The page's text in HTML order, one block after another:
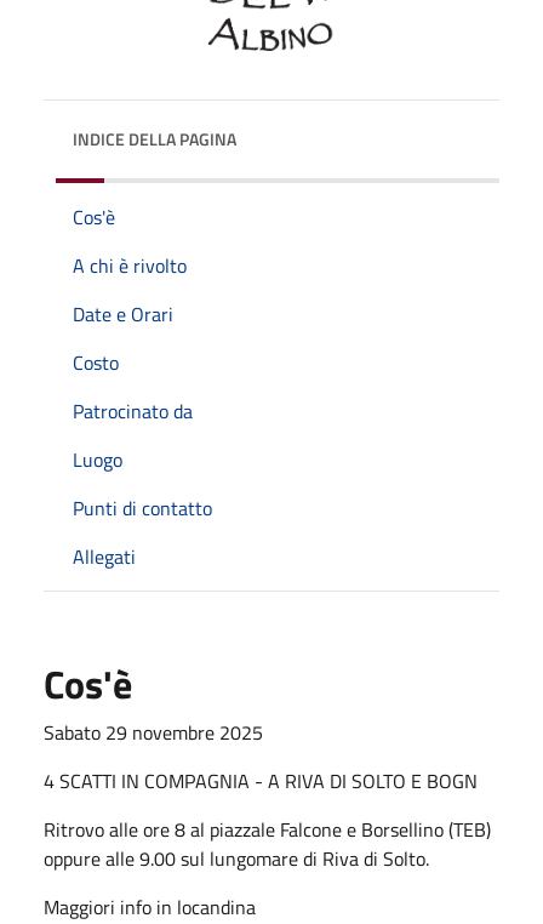
INDICE DELLA PAGINA
Cos'è
A chi è rivolto
Date e Orari
Costo
Patrocinato da
Luogo
Punti di contatto
Allegati
Cos'è
Sabato 29 novembre 2025
4 SCATTI IN COMPAGNIA - A RIVA DI SOLTO E BOGN
Ritrovo alle ore 8 al piazzale Falcone e Borsellino (TEB)
oppure alle 9.00 sul lungomare di Riva di Solto.
Maggiori info in locandina